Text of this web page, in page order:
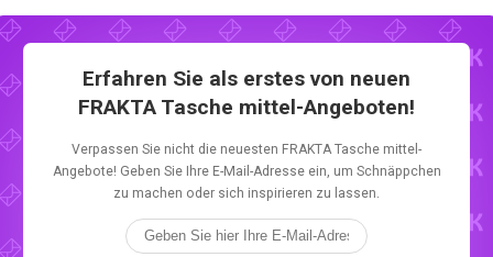
Erfahren Sie als erstes von neuen
FRAKTA Tasche mittel-Angeboten!
Verpassen Sie nicht die neuesten FRAKTA Tasche mittel-
Angebote! Geben Sie Ihre E-Mail-Adresse ein, um Schnäppchen
zu machen oder sich inspirieren zu lassen.